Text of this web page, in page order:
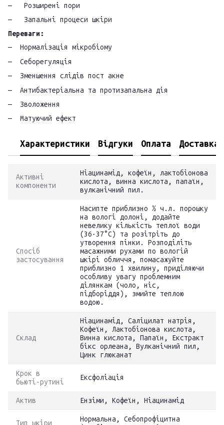
Розширені пори
Запальні процеси шкіри
Переваги:
Нормалізація мікробіому
Себорегуляція
Зменшення слідів пост акне
Антибактеріальна та протизапальна дія
Зволоження
Матуючий ефект
Характеристики Відгуки Оплата Доставка
Активні
компоненти
Ніацинамід, кофеїн, лактобіонова
кислота, винна кислота, папаїн,
вулканічний пил.
Спосіб
застосування
Насипте приблизно ½ ч.л. порошку
на вологі долоні, додайте
невелику кількість теплої води
(36-37°С) та розітріть до
утворення пінки. Розподіліть
масажними рухами по вологій
шкірі обличчя, помасажуйте
приблизно 1 хвилину, приділяючи
особливу увагу проблемним
ділянкам (чоло, ніс,
підборіддя), змийте теплою
водою.
Склад
Ніацинамід, Саліцилат натрія,
Кофеїн, Лактобіонова кислота,
Винна кислота, Папаїн, Екстракт
бікс орлеана, Вулканічний пил,
Цинк глюканат
Крок в
бьюті-рутині
Ексфоліація
Актив Ензіми, Кофеїн, Ніацинамід
Нормальна, Себопрофіцитна